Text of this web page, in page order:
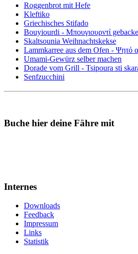
Roggenbrot mit Hefe
Kleftiko
Griechisches Stifado
Bouyiourdi - Μπουγιουρντί
Skaltsounia Weihnachtskekse
Lammkarree aus dem Ofen - Ψητό
Umami-Gewürz selber machen
Dorade vom Grill - Tsipoura sti
Senfzucchini
Buche hier deine Fähre mit
Internes
Downloads
Feedback
Impressum
Links
Statistik